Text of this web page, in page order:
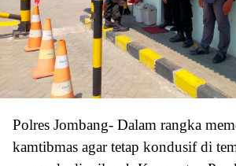
Polres Jombang- Dalam rangka
kamtibmas agar tetap kondusif di